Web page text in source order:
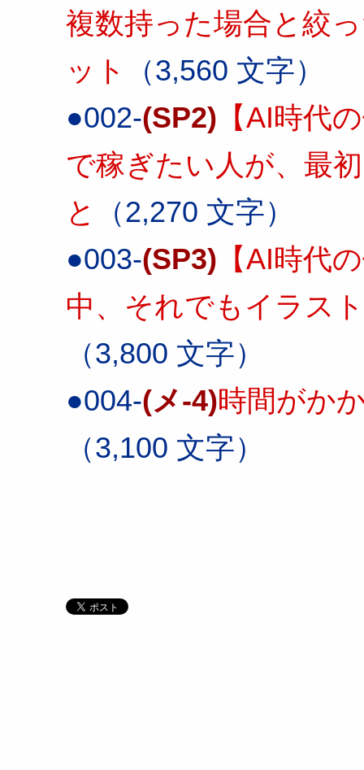
複数持った場合と絞
ット
（3,560 文字）
●002-(SP2) 【AI時代
で稼ぎたい人が、最
と
（2,270 文字）
●003-(SP3) 【AI時代
中、それでもイラス
（3,800 文字）
●004-(メ-4)時間がか
（3,100 文字）